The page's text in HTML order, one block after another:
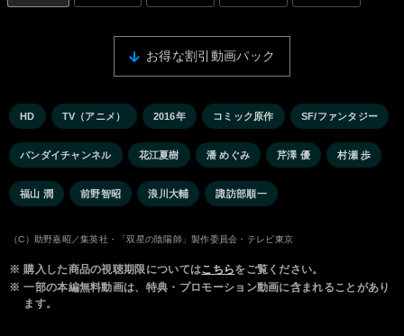
お得な割引動画パック
HD TV（アニメ） 2016年 コミック原作 SF/ファンタジー
バンダイチャンネル 花江夏樹 潘 めぐみ 芹澤 優 村瀬 歩
福山 潤 前野智昭 浪川大輔 諏訪部順一
（C）助野嘉昭／集英社・「双星の陰陽師」製作委員会・テレビ東京
※ 購入した商品の視聴期限についてはこちらをご覧ください。
※ 一部の本編無料動画は、特典・プロモーション動画に含まれることがあり
ます。